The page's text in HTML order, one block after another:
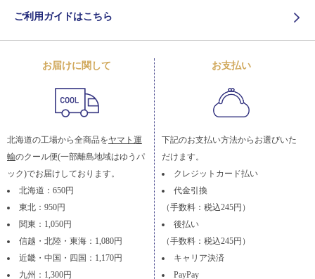
ご利用ガイドはこちら
お届けに関して
北海道の工場から全商品をヤマト運
輸のクール便(一部離島地域はゆうパ
ック)でお届けしております。
北海道：650円
東北：950円
関東：1,050円
信越・北陸・東海：1,080円
近畿・中国・四国：1,170円
九州：1,300円
お支払い
下記のお支払い方法からお選びいた
だけます。
クレジットカード払い
代金引換
（手数料：税込245円）
後払い
（手数料：税込245円）
キャリア決済
PayPay